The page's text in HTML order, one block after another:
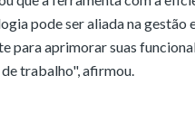
pode ser aliada na
para aprimorar suas
trabalho", afirmou.